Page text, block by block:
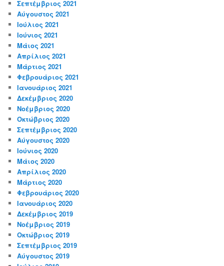
Σεπτέμβριος 2021
Αύγουστος 2021
Ιούλιος 2021
Ιούνιος 2021
Μάιος 2021
Απρίλιος 2021
Μάρτιος 2021
Φεβρουάριος 2021
Ιανουάριος 2021
Δεκέμβριος 2020
Νοέμβριος 2020
Οκτώβριος 2020
Σεπτέμβριος 2020
Αύγουστος 2020
Ιούνιος 2020
Μάιος 2020
Απρίλιος 2020
Μάρτιος 2020
Φεβρουάριος 2020
Ιανουάριος 2020
Δεκέμβριος 2019
Νοέμβριος 2019
Οκτώβριος 2019
Σεπτέμβριος 2019
Αύγουστος 2019